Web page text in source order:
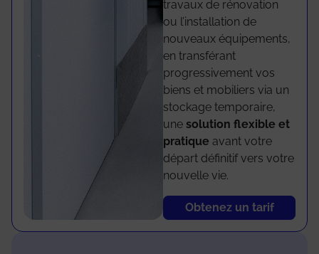
travaux de rénovation
ou l’installation de
nouveaux équipements,
en transférant
progressivement vos
biens et mobiliers via un
stockage temporaire,
unesolution flexible et
pratique avant votre
départ définitif vers votre
nouvelle vie.
Obtenez un tarif